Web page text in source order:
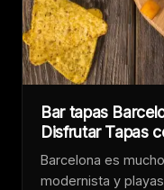
Bar tapas
Disfrutar Tapas
Barcelona es
modernista y